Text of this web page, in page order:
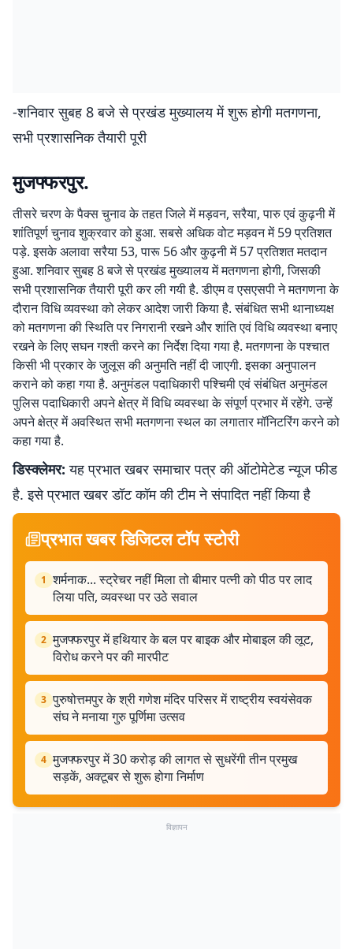
-शनिवार सुबह 8 बजे से प्रखंड मुख्यालय में शुरू होगी मतगणना,
सभी प्रशासनिक तैयारी पूरी
मुजफ्फरपुर.
तीसरे चरण के पैक्स चुनाव के तहत जिले में मड़वन, सरैया, पारु एवं कुढ़नी में
शांतिपूर्ण चुनाव शुक्रवार को हुआ. सबसे अधिक वोट मड़वन में 59 प्रतिशत
पड़े. इसके अलावा सरैया 53, पारू 56 और कुढ़नी में 57 प्रतिशत मतदान
हुआ. शनिवार सुबह 8 बजे से प्रखंड मुख्यालय में मतगणना होगी, जिसकी
सभी प्रशासनिक तैयारी पूरी कर ली गयी है. डीएम व एसएसपी ने मतगणना के
दौरान विधि व्यवस्था को लेकर आदेश जारी किया है. संबंधित सभी थानाध्यक्ष
को मतगणना की स्थिति पर निगरानी रखने और शांति एवं विधि व्यवस्था बनाए
रखने के लिए सघन गश्ती करने का निर्देश दिया गया है. मतगणना के पश्चात
किसी भी प्रकार के जुलूस की अनुमति नहीं दी जाएगी. इसका अनुपालन
कराने को कहा गया है. अनुमंडल पदाधिकारी पश्चिमी एवं संबंधित अनुमंडल
पुलिस पदाधिकारी अपने क्षेत्र में विधि व्यवस्था के संपूर्ण प्रभार में रहेंगे. उन्हें
अपने क्षेत्र में अवस्थित सभी मतगणना स्थल का लगातार मॉनिटरिंग करने को
कहा गया है.
डिस्क्लेमर: यह प्रभात खबर समाचार पत्र की ऑटोमेटेड न्यूज फीड
है. इसे प्रभात खबर डॉट कॉम की टीम ने संपादित नहीं किया है
प्रभात खबर डिजिटल टॉप स्टोरी
1 शर्मनाक... स्ट्रेचर नहीं मिला तो बीमार पत्नी को पीठ पर लाद
लिया पति, व्यवस्था पर उठे सवाल
2 मुजफ्फरपुर में हथियार के बल पर बाइक और मोबाइल की लूट,
विरोध करने पर की मारपीट
3 पुरुषोत्तमपुर के श्री गणेश मंदिर परिसर में राष्ट्रीय स्वयंसेवक
संघ ने मनाया गुरु पूर्णिमा उत्सव
4 मुजफ्फरपुर में 30 करोड़ की लागत से सुधरेंगी तीन प्रमुख
सड़कें, अक्टूबर से शुरू होगा निर्माण
विज्ञापन